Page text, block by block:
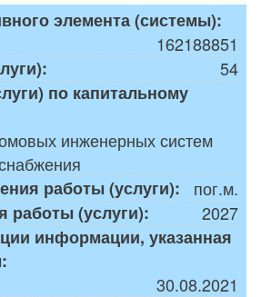
элемента (системы):
162188851
54
по капитальному
инженерных систем
работы (услуги):
пог.м.
работы (услуги):
2027
информации, указанная
30.08.2021